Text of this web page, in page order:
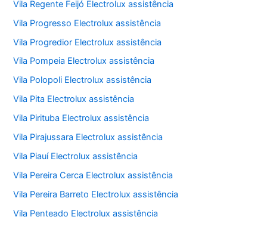
Vila Regente Feijó Electrolux assistência
Vila Progresso Electrolux assistência
Vila Progredior Electrolux assistência
Vila Pompeia Electrolux assistência
Vila Polopoli Electrolux assistência
Vila Pita Electrolux assistência
Vila Pirituba Electrolux assistência
Vila Pirajussara Electrolux assistência
Vila Piauí Electrolux assistência
Vila Pereira Cerca Electrolux assistência
Vila Pereira Barreto Electrolux assistência
Vila Penteado Electrolux assistência